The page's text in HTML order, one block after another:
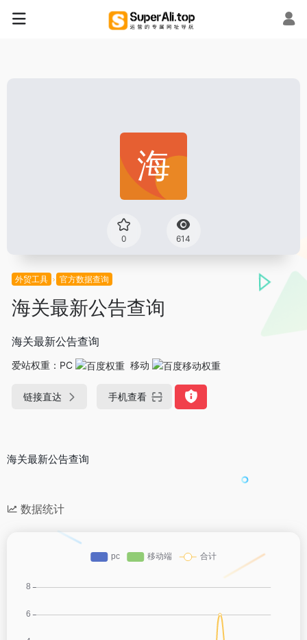
0 614
外贸工具 官方数据查询
海关最新公告查询
海关最新公告查询
爱站权重： PC 移动
链接直达 手机查看
海关最新公告查询
数据统计